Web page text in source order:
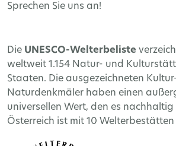
Sprechen Sie uns an!
Die UNESCO-Welterbeliste
weltweit 1.154 Natur- und
Staaten. Die ausgezeichneten
Naturdenkmäler haben einen
universellen Wert, den es
Österreich ist mit 10